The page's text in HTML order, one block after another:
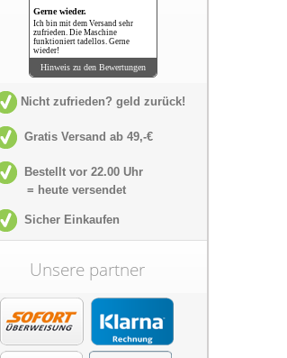
Gerne wieder.
Ich bin mit dem Versand sehr
zufrieden. Die Maschine
funktioniert tadellos. Gerne
wieder!
Hinweis zu den Bewertungen
Nicht zufrieden? geld zurück!
Gratis Versand ab 49,-€
Bestellt vor 22.00 Uhr
= heute versendet
Sicher Einkaufen
Unsere partner